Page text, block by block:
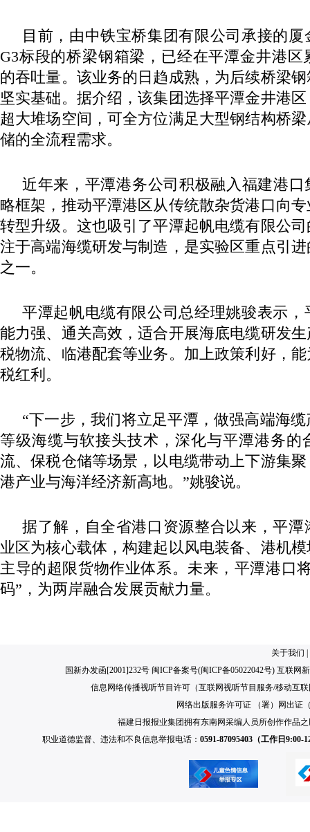
目前，由中铁宝桥集团有限公司承接的
G3标段的桥梁钢箱梁，已经在平潭金井港区
的吞吐量。该业务的日趋成熟，为后续桥梁
坚实基础。据介绍，该集团选择平潭金井港
超大堆场空间，可全方位满足大型钢结构桥
储的全流程需求。
近年来，平潭港务公司积极融入福建港口
略框架，推动平潭港区从传统散杂货港口向
转型升级。这也吸引了平潭起帆电缆有限公
注于高端海缆研发与制造，是实验区重点引
之一。
平潭起帆电缆有限公司总经理姚骏表示，
能力强、通关高效，适合开展海底电缆研发
税物流、临港配套等业务。加上政策利好，
税红利。
“下一步，我们将立足平潭，做强高端海
等级海缆与软接头技术，深化与平潭港务的
流、保税仓储等场景，以电缆带动上下游集
港产业与海洋经济新高地。”姚骏说。
据了解，自全省港口资源整合以来，平潭
业区为核心载体，构建起以风电装备、港机
主导的超限货物作业体系。未来，平潭港口
码”，为两岸融合发展贡献力量。
关于我们
国新办发函[2001]232号 闽ICP备案号(闽ICP备05022042号) 互联网
信息网络传播视听节目许可（互联网视听节目服务/移动互
网络出版服务许可证 （署）网出证
福建日报报业集团拥有东南网采编人员所创作作品
职业道德监督、违法和不良信息举报电话： 0591-87095403（工作日9:00-